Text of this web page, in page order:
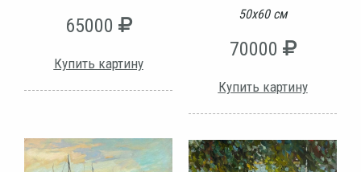
65000
Купить картину
50х60 см
70000
Купить картину